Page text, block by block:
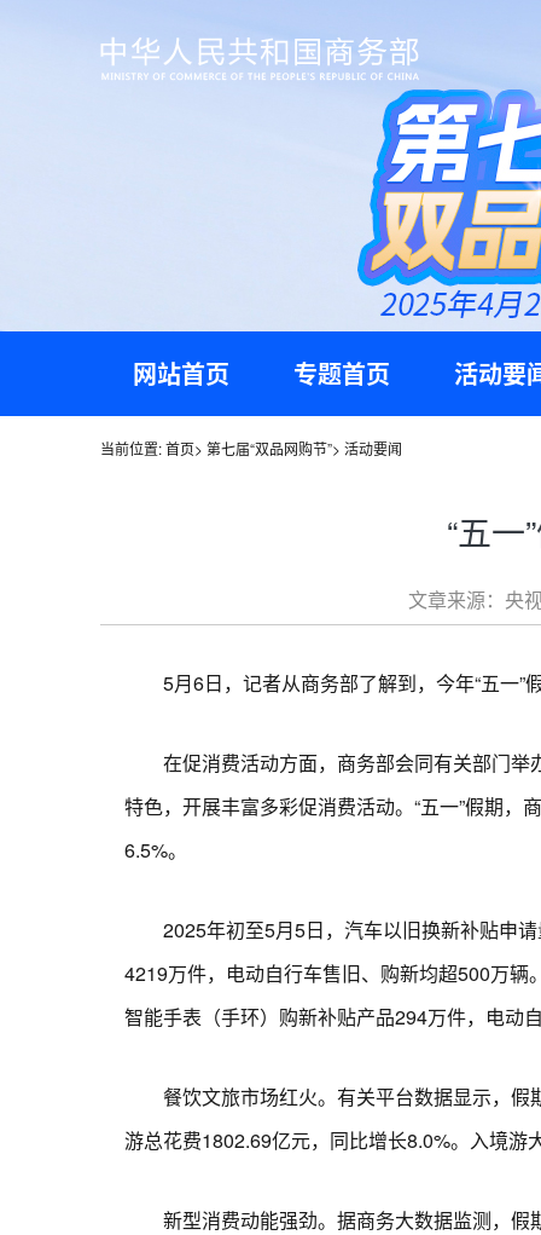
网站首页 专题首页 活动要
当前位置:首页> 第七届“双品网购节”> 活动要闻
“五
文章来源：央
5月6日，记者从商务部了解到，今年“五一”
在促消费活动方面，商务部会同有关部门举办
特色，开展丰富多彩促消费活动。“五一”假期
6.5%。
2025年初至5月5日，汽车以旧换新补贴申请
4219万件，电动自行车售旧、购新均超500万辆
智能手表（手环）购新补贴产品294万件，电动
餐饮文旅市场红火。有关平台数据显示，假
游总花费1802.69亿元，同比增长8.0%。入境
新型消费动能强劲。据商务大数据监测，假